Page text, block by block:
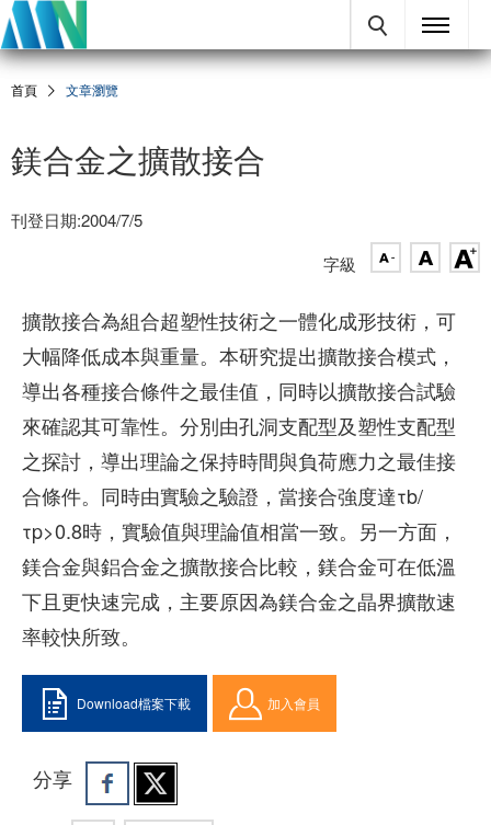
首頁 文章瀏覽
鎂合金之擴散接合
刊登日期:2004/7/5
字級
擴散接合為組合超塑性技術之一體化成形技術，可
大幅降低成本與重量。本研究提出擴散接合模式，
導出各種接合條件之最佳值，同時以擴散接合試驗
來確認其可靠性。分別由孔洞支配型及塑性支配型
之探討，導出理論之保持時間與負荷應力之最佳接
合條件。同時由實驗之驗證，當接合強度達τb/
τp>0.8時，實驗值與理論值相當一致。另一方面，
鎂合金與鋁合金之擴散接合比較，鎂合金可在低溫
下且更快速完成，主要原因為鎂合金之晶界擴散速
率較快所致。
Download檔案下載 加入會員
分享